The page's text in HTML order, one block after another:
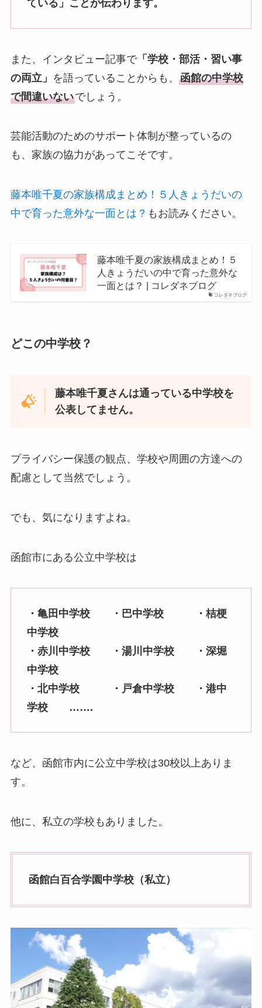
ている」ことが伝わります。
また、インタビュー記事で「学校・部活・習い事
の両立」 を語っていることからも、 函館の中学校
で間違いないでしょう。
芸能活動のためのサポート体制が整っているの
も、家族の協力があってこそです。
藤本唯千夏の家族構成まとめ！５人きょうだいの
中で育った意外な一面とは？ もお読みください。
コレダネブログ
藤本唯千夏の家族構成まとめ！５
人きょうだいの中で育った意外な
一面とは？ | コレダネブログ
どこの中学校？
藤本唯千夏さんは通っている中学校を
公表してません。
プライバシー保護の観点、学校や周囲の方達への
配慮として当然でしょう。
でも、気になりますよね。
函館市にある公立中学校は
・亀田中学校 ・巴中学校 ・桔梗
中学校
・赤川中学校 ・湯川中学校 ・深堀
中学校
・北中学校 ・戸倉中学校 ・港中
学校 …….
など、函館市内に公立中学校は30校以上ありま
す。
他に、私立の学校もありました。
函館白百合学園中学校（私立）